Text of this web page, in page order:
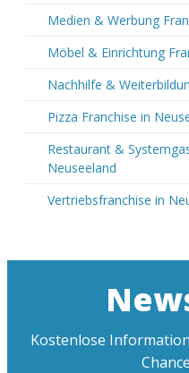
Medien & Werbung
Möbel & Einrichtung
Nachhilfe &
Pizza Franchise in
Restaurant &
Neuseeland
Vertriebsfranchise in
Kostenlose